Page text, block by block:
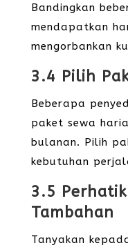
Bandingkan
mendapatkan
mengorbankan
3.4 Pilih
Beberapa
paket sewa
bulanan. Pilih
kebutuhan
3.5
Tambahan
Tanyakan